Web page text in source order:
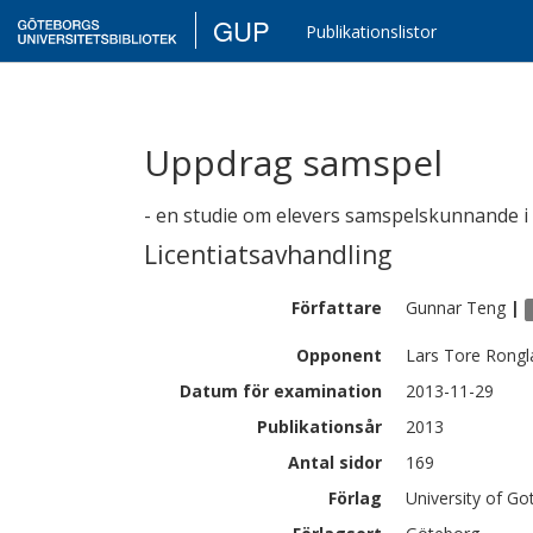
GUP Publikationslistor
Uppdrag samspel
- en studie om elevers samspelskunnande
Licentiatsavhandling
Författare Gunnar Teng |
Opponent
Lars Tore
Datum för examination
2013-11-29
Publikationsår
2013
Antal sidor
169
Förlag
University of